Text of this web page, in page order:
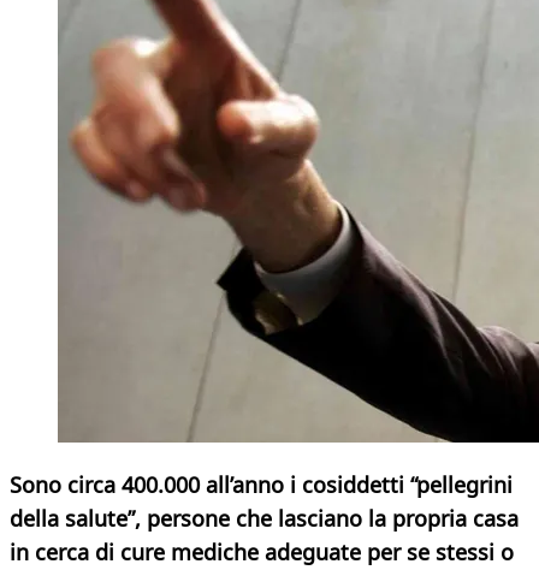
Sono circa 400.000 all’anno i cosiddetti “pellegrini
della salute”, persone che lasciano la propria casa
in cerca di cure mediche adeguate per se stessi o